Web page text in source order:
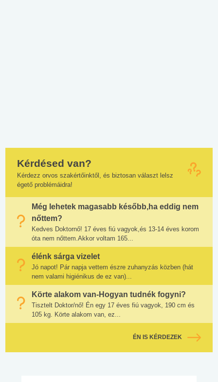
Kérdésed van?
Kérdezz orvos szakértőinktől, és biztosan választ lelsz
égető problémáidra!
Még lehetek magasabb később,ha eddig nem
nőttem?
Kedves Doktornő! 17 éves fiú vagyok,és 13-14 éves korom
óta nem nőttem.Akkor voltam 165...
élénk sárga vizelet
Jó napot! Pár napja vettem észre zuhanyzás közben (hát
nem valami higiénikus de ez van)...
Körte alakom van-Hogyan tudnék fogyni?
Tisztelt Doktor/nő! Én egy 17 éves fiú vagyok, 190 cm és
105 kg. Körte alakom van, ez...
ÉN IS KÉRDEZEK